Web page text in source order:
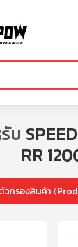
บ
RR
วกรองสินค้า